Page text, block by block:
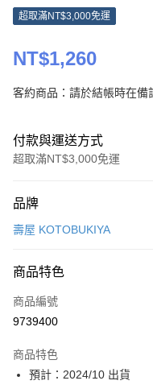
超取滿NT$3,000免運
NT$1,260
客約商品：請於結帳時在備
付款與運送方式
超取滿NT$3,000免運
信用卡一次付款
Apple Pay
Google Pay
大哥付你分期
相關說明
品牌
壽屋 KOTOBUKIYA
商品特色
商品編號
9739400
商品特色
預計：2024/10 出貨